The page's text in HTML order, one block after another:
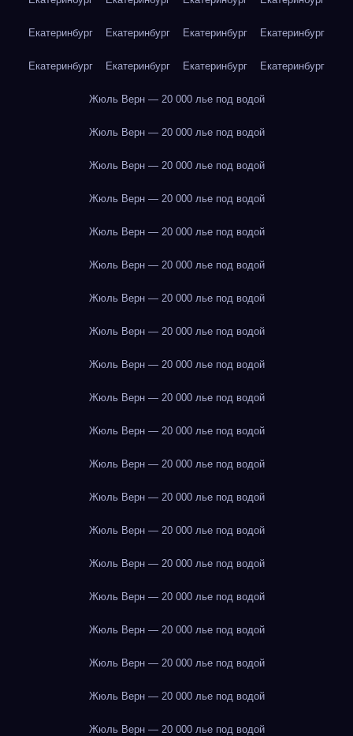
Екатеринбург Екатеринбург Екатеринбург Екатеринбург
Екатеринбург Екатеринбург Екатеринбург Екатеринбург
Жюль Верн — 20 000 лье под водой
Жюль Верн — 20 000 лье под водой
Жюль Верн — 20 000 лье под водой
Жюль Верн — 20 000 лье под водой
Жюль Верн — 20 000 лье под водой
Жюль Верн — 20 000 лье под водой
Жюль Верн — 20 000 лье под водой
Жюль Верн — 20 000 лье под водой
Жюль Верн — 20 000 лье под водой
Жюль Верн — 20 000 лье под водой
Жюль Верн — 20 000 лье под водой
Жюль Верн — 20 000 лье под водой
Жюль Верн — 20 000 лье под водой
Жюль Верн — 20 000 лье под водой
Жюль Верн — 20 000 лье под водой
Жюль Верн — 20 000 лье под водой
Жюль Верн — 20 000 лье под водой
Жюль Верн — 20 000 лье под водой
Жюль Верн — 20 000 лье под водой
Жюль Верн — 20 000 лье под водой